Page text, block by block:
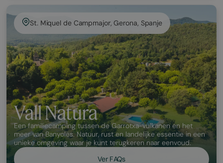
St. Miquel de Campmajor, Gerona, Spanje
Vall Natura
Een familiecamping tussen de Garrotxa-vulkanen en het
meer van Banyoles. Natuur, rust en landelijke essentie in een
unieke omgeving waar je kunt terugkeren naar eenvoud.
Ver FAQs